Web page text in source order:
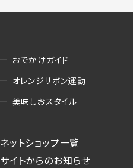
おでかけガイド
オレンジリボン運動
美味しおスタイル
ネットショップ一覧
サイトからのお知らせ